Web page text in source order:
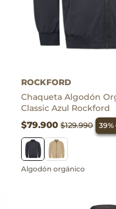
ROCKFORD
Chaqueta Algodón
Classic Azul Rockford
$79.900$129.990 39%
Algodón orgánico